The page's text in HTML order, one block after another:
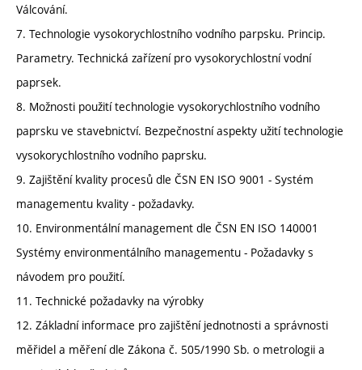
Válcování.
7. Technologie vysokorychlostního vodního parpsku. Princip.
Parametry. Technická zařízení pro vysokorychlostní vodní
paprsek.
8. Možnosti použití technologie vysokorychlostního vodního
paprsku ve stavebnictví. Bezpečnostní aspekty užití technologie
vysokorychlostního vodního paprsku.
9. Zajištění kvality procesů dle ČSN EN ISO 9001 - Systém
managementu kvality - požadavky.
10. Environmentální management dle ČSN EN ISO 140001
Systémy environmentálního managementu - Požadavky s
návodem pro použití.
11. Technické požadavky na výrobky
12. Základní informace pro zajištění jednotnosti a správnosti
měřidel a měření dle Zákona č. 505/1990 Sb. o metrologii a